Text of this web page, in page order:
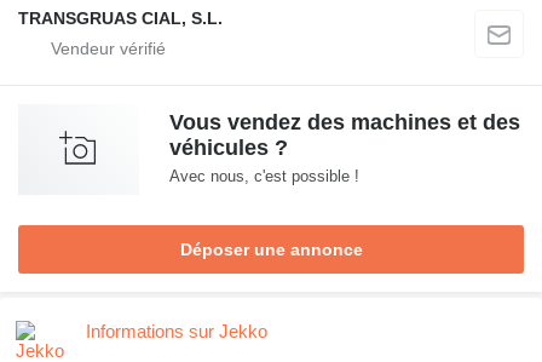
TRANSGRUAS CIAL, S.L.
Vous vendez des machines et des
véhicules ?
Avec nous, c'est possible !
Déposer une annonce
Informations sur Jekko